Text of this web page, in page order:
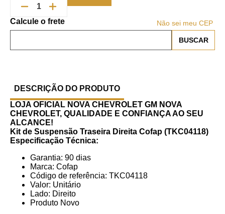
Não sei meu CEP
DESCRIÇÃO DO PRODUTO
LOJA OFICIAL NOVA CHEVROLET GM NOVA
CHEVROLET, QUALIDADE E CONFIANÇA AO SEU
ALCANCE!
Kit de Suspensão Traseira Direita Cofap (TKC04118)
Especificação Técnica:
Garantia: 90 dias
Marca: Cofap
Código de referência: TKC04118
Valor: Unitário
Lado: Direito
Produto Novo